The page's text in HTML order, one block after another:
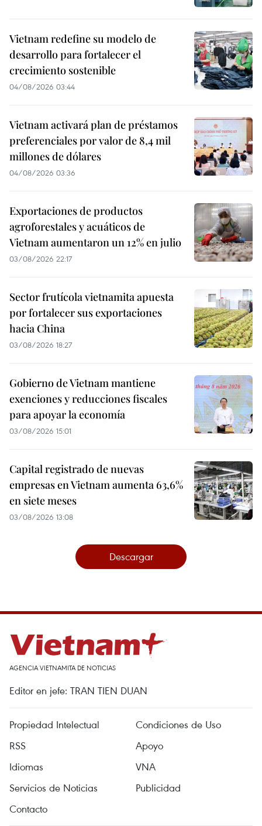
Vietnam redefine su modelo de
desarrollo para fortalecer el
crecimiento sostenible
04/08/2026 03:44
Vietnam activará plan de préstamos
preferenciales por valor de 8,4 mil
millones de dólares
04/08/2026 03:36
Exportaciones de productos
agroforestales y acuáticos de
Vietnam aumentaron un 12% en julio
03/08/2026 22:17
Sector frutícola vietnamita apuesta
por fortalecer sus exportaciones
hacia China
03/08/2026 18:27
Gobierno de Vietnam mantiene
exenciones y reducciones fiscales
para apoyar la economía
03/08/2026 15:01
Capital registrado de nuevas
empresas en Vietnam aumenta 63,6%
en siete meses
03/08/2026 13:08
Descargar
AGENCIA VIETNAMITA DE NOTICIAS
Editor en jefe: TRAN TIEN DUAN
Propiedad Intelectual
Condiciones de Uso
RSS
Apoyo
Idiomas
VNA
Servicios de Noticias
Publicidad
Contacto